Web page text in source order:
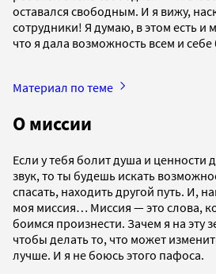
оставался свободным. И я вижу,
сотрудники! Я думаю, в этом есть и
что я дала возможность всем и
Материал по теме
О миссии
Если у тебя болит душа и ценности
звук, то ты будешь искать
спасать, находить другой путь. И,
моя миссия… Миссия — это слова,
боимся произнести. Зачем я на
чтобы делать то, что может
лучше. И я не боюсь этого пафоса.